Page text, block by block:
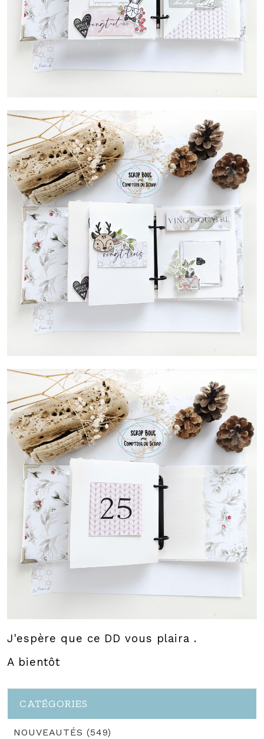
J'espère que ce DD vous plaira .
A bientôt
CATÉGORIES
NOUVEAUTÉS (549)